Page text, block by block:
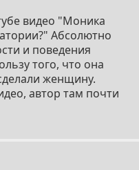
видео "Моника
Абсолютно
и поведения
того, что она
женщину.
автор там почти